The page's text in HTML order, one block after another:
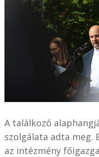
A találkozó
szolgálata adta meg.
az intézmény